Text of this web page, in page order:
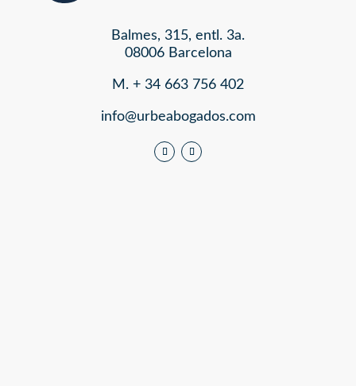
Balmes, 315, entl. 3a.
08006 Barcelona
M. + 34 663 756 402
info@urbeabogados.com